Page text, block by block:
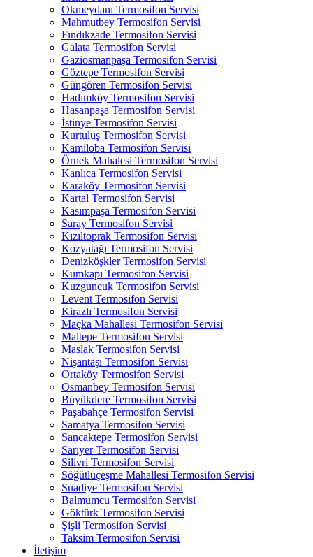
Okmeydanı Termosifon Servisi
Mahmutbey Termosifon Servisi
Fındıkzade Termosifon Servisi
Galata Termosifon Servisi
Gaziosmanpaşa Termosifon Servisi
Göztepe Termosifon Servisi
Güngören Termosifon Servisi
Hadımköy Termosifon Servisi
Hasanpaşa Termosifon Servisi
İstinye Termosifon Servisi
Kurtuluş Termosifon Servisi
Kamiloba Termosifon Servisi
Örnek Mahalesi Termosifon Servisi
Kanlıca Termosifon Servisi
Karaköy Termosifon Servisi
Kartal Termosifon Servisi
Kasımpaşa Termosifon Servisi
Saray Termosifon Servisi
Kızıltoprak Termosifon Servisi
Kozyatağı Termosifon Servisi
Denizköşkler Termosifon Servisi
Kumkapı Termosifon Servisi
Kuzguncuk Termosifon Servisi
Levent Termosifon Servisi
Kirazlı Termosifon Servisi
Maçka Mahallesi Termosifon Servisi
Maltepe Termosifon Servisi
Maslak Termosifon Servisi
Nişantaşı Termosifon Servisi
Ortaköy Termosifon Servisi
Osmanbey Termosifon Servisi
Büyükdere Termosifon Servisi
Paşabahçe Termosifon Servisi
Samatya Termosifon Servisi
Sancaktepe Termosifon Servisi
Sarıyer Termosifon Servisi
Silivri Termosifon Servisi
Söğütlüçeşme Mahallesi Termosifon Servisi
Suadiye Termosifon Servisi
Balmumcu Termosifon Servisi
Göktürk Termosifon Servisi
Şişli Termosifon Servisi
Taksim Termosifon Servisi
İletişim